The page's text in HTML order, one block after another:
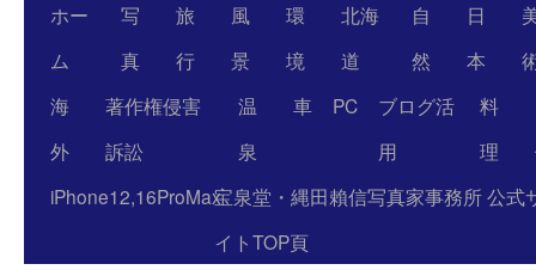
ホー
ム
写
真
旅
行
風
景
環
境
北海
道
自
然
日
本
海
外
著作権侵害
訴訟
温
泉
車 PC
ブログ活
用
料
理
iPhone12,16ProMax宝泉堂・縄田賴信写真家事務所 公式
イトTOP頁